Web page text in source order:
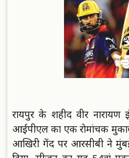
रायपुर के शहीद वीर नारायण
आईपीएल का एक राेमांचक
आखिरी गेंद पर आरसीबी ने